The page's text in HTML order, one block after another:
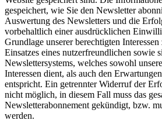
gespeichert, wie Sie den Newsletter
Auswertung des Newsletters und die
vorbehaltlich einer ausdrücklichen
Grundlage unserer berechtigten
Einsatzes eines nutzerfreundlichen sowie
Newslettersystems, welches sowohl
Interessen dient, als auch den
entspricht. Ein getrennter Widerruf der
nicht möglich, in diesem Fall muss das
Newsletterabonnement gekündigt, bzw.
werden.